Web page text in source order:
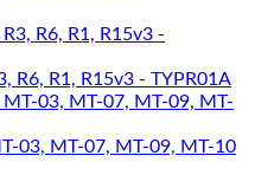
R6, R1, R15v3 - TYPR01A
03, MT-07, MT-09, MT-10